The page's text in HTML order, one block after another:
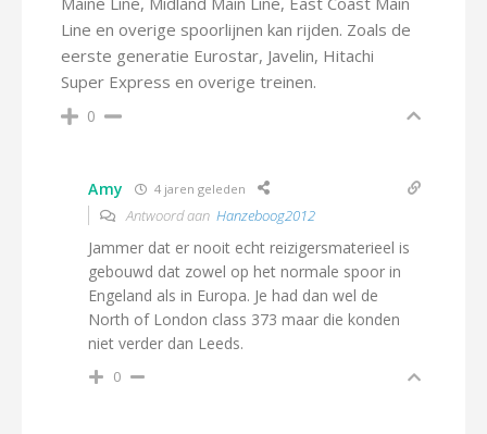
Line en overige spoorlijnen kan rijden. Zoals de
eerste generatie Eurostar, Javelin, Hitachi
Super Express en overige treinen.
0
Amy 4 jaren geleden
Antwoord aan Hanzeboog2012
Jammer dat er nooit echt reizigersmaterieel is
gebouwd dat zowel op het normale spoor in
Engeland als in Europa. Je had dan wel de
North of London class 373 maar die konden
niet verder dan Leeds.
0